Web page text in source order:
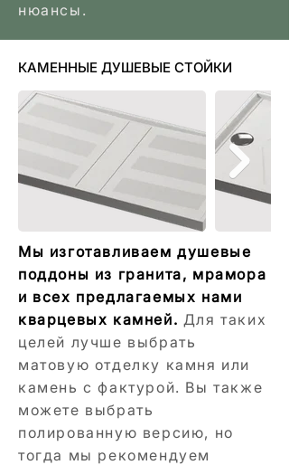
нюансы.
КАМЕННЫЕ ДУШЕВЫЕ СТОЙКИ
Мы изготавливаем душевые
поддоны из гранита, мрамора
и всех предлагаемых нами
кварцевых камней. Для таких
целей лучше выбрать
матовую отделку камня или
камень с фактурой. Вы также
можете выбрать
полированную версию, но
тогда мы рекомендуем